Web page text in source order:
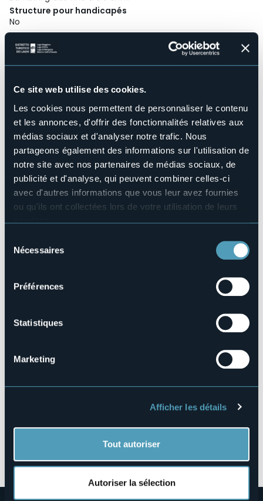
Ce site web utilise des cookies.
Les cookies nous permettent de personnaliser le contenu
et les annonces, d'offrir des fonctionnalités relatives aux
médias sociaux et d'analyser notre trafic. Nous
partageons également des informations sur l'utilisation de
notre site avec nos partenaires de médias sociaux, de
publicité et d'analyse, qui peuvent combiner celles-ci
avec d'autres informations que vous leur avez fournies
ou qu'ils ont collectées lors de votre utilisation de leurs
services.
manière de les gérer et de les supprimer,
cliquez ici
Nécessaires
Préférences
Statistiques
Marketing
Afficher les détails
Tout autoriser
Autoriser la sélection
Structure pour handicapés
No
No
Salles de conférences
Piscine
No
Animaux acceptés
No
Nombres de chambres
Nombres de lits
E-mail
mamiamo@gmail.com
Via Cassinone, 22, Sant'Anna
28881 - Casale Corte Cerro (VB)